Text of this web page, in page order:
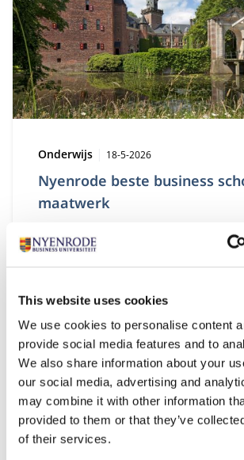
This website uses cookies
We use cookies to personalise content
provide social media features and to
We also share information about your
our social media, advertising and
may combine it with other information
provided to them or that they’ve
of their services.
Nyenrode beste business
maatwerk
Type:
Onderwijs Publicatiedatum:
18-5-2026
Nyenrode kroont zich tot nummer 1 in
voor maatwerkprogramma's, zo blijkt
Financial Times Ranking.